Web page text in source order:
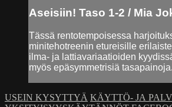
Aseisiin! Taso 1-2 / Mia
Tässä rentotempoisessa
minitehotreenin etureisille
ilma- ja lattiavariaatioiden
myös epäsymmetrisiä
USEIN KYSYTTYÄ KÄYTTÖ- JA